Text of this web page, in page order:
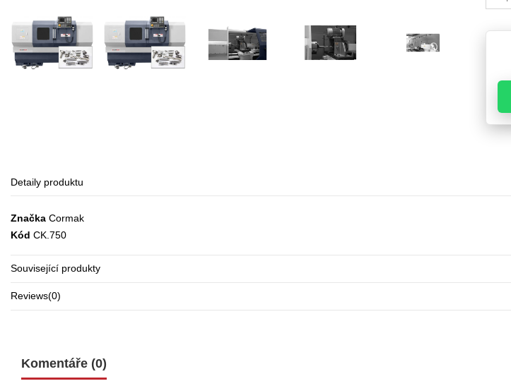
Detaily produktu
Značka Cormak
Kód CK.750
Související produkty
Reviews(0)
Komentáře (0)